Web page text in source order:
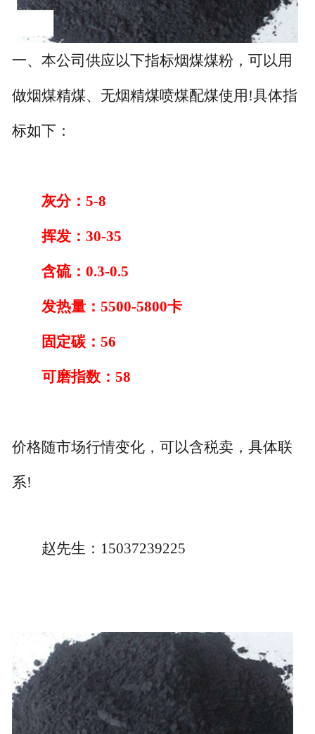
一、本公司供应以下指标烟煤煤粉，可以用
做烟煤精煤、无烟精煤喷煤配煤使用 !具体指
标如下：
灰分： 5-8
挥发： 30-35
含硫： 0.3-0.5
发热量： 5500-5800卡
固定碳： 56
可磨指数： 58
价格随市场行情变化，可以含税卖，具体联
系!
赵先生： 15037239225